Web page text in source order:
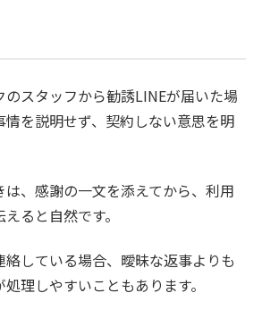
スタッフから勧誘LINEが届いた場
を説明せず、契約しない意思を明
、感謝の一文を添えてから、利用
ると自然です。
している場合、曖昧な返事よりも
理しやすいこともあります。